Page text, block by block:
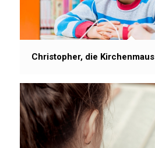
Christopher, die Kirchenmaus